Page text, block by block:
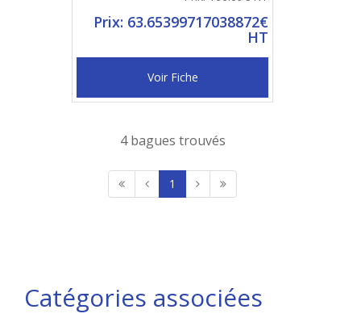
Prix: 63.65399717038872€
HT
Voir Fiche
4 bagues trouvés
1
Catégories associées